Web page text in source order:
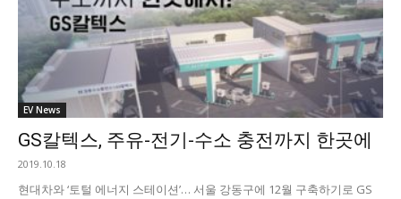
EV News
GS칼텍스, 주유-전기-수소 충전까지 한곳에
2019.10.18
현대차와 ‘토털 에너지 스테이션’… 서울 강동구에 12월 구축하기로 GS